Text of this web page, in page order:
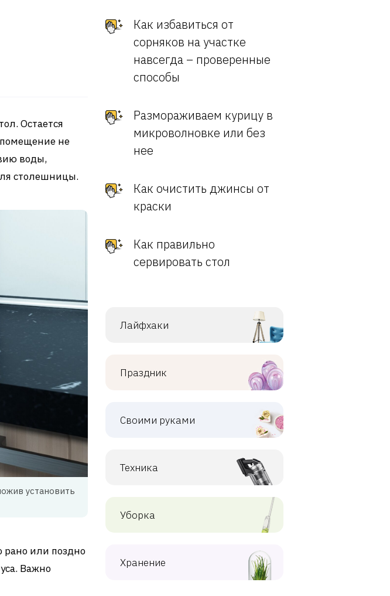
Остается
не
воды,
столешницы.
установить
рано или поздно
Важно
Как избавиться от
сорняков на участке
навсегда – проверенные
способы
Размораживаем курицу в
микроволновке или без
нее
Как очистить джинсы от
краски
Как правильно
сервировать стол
Лайфхаки
Праздник
Своими руками
Техника
Уборка
Хранение